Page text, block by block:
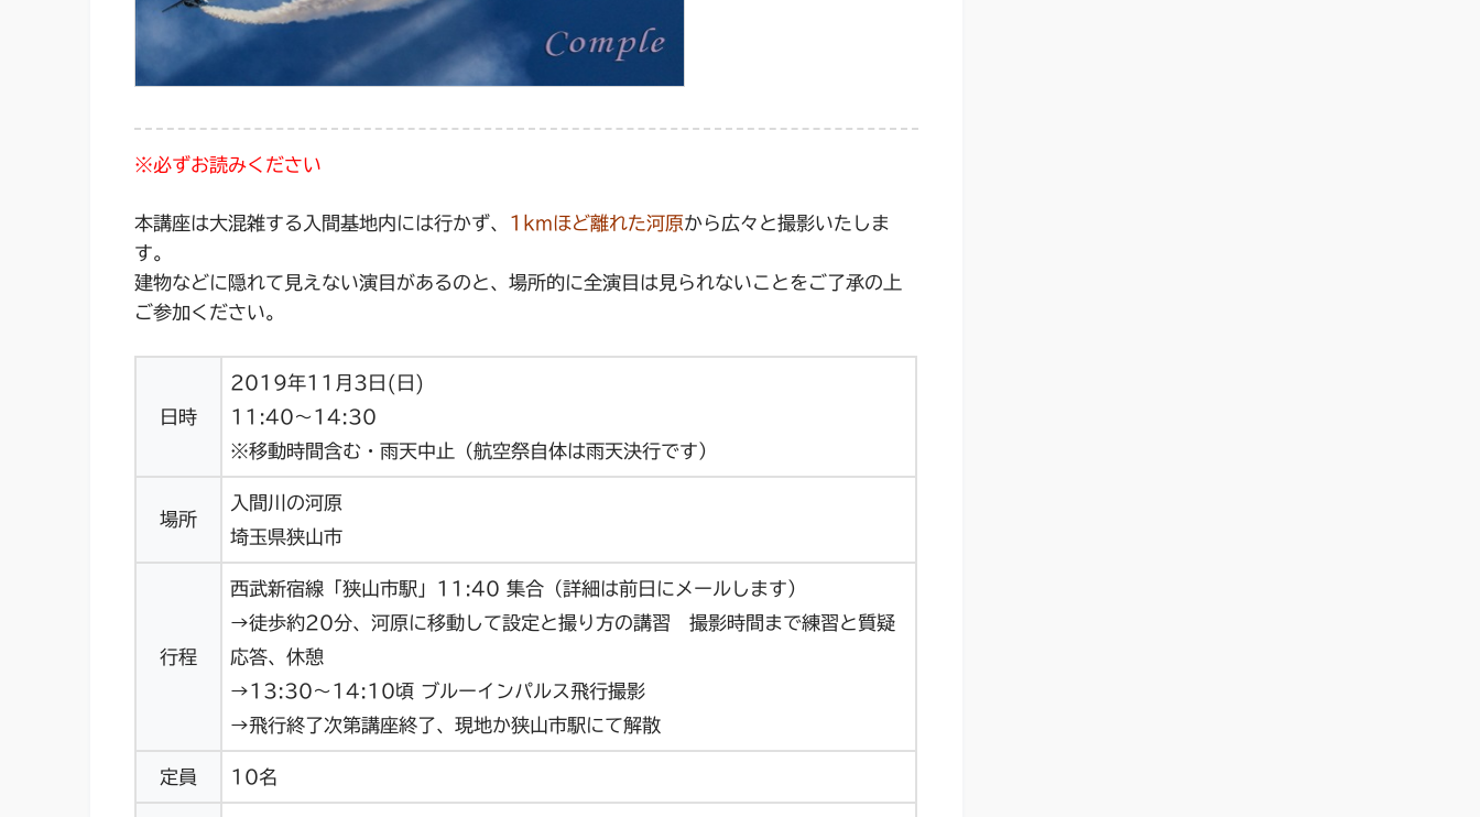
※必ずお読みください
本講座は大混雑する入間基地内には行かず、 1kmほど離れた河原から広々と撮影いたしま
す。
建物などに隠れて見えない演目があるのと、場所的に全演目は見られないことをご了承の上
ご参加ください。
日時
2019年11月3日(日)
11:40～14:30
※移動時間含む・雨天中止（航空祭自体は雨天決行です）
場所
入間川の河原
埼玉県狭山市
行程
西武新宿線「狭山市駅」11:40 集合（詳細は前日にメールします）
→徒歩約20分、河原に移動して設定と撮り方の講習 撮影時間まで練習と質疑
応答、休憩
→13:30～14:10頃 ブルーインパルス飛行撮影
→飛行終了次第講座終了、現地か狭山市駅にて解散
定員 10名